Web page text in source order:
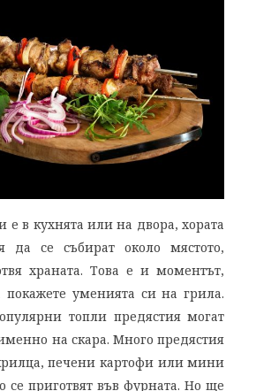
е в кухнята или на двора, хората
да се събират около мястото,
храната. Това е и моментът,
уменията си на грила.
топли предястия могат
на скара. Много предястия
печени картофи или мини
се приготвят във фурната. Но ще